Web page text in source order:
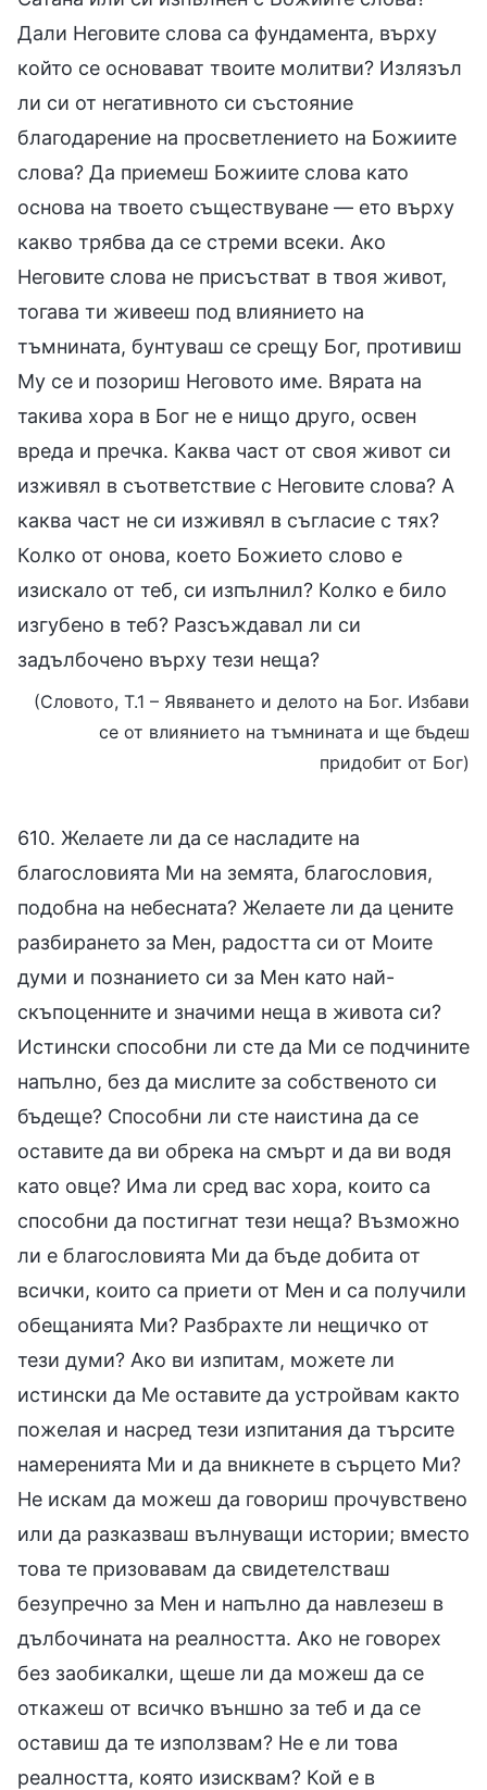
Дали Неговите слова са фундамента, върху
който се основават твоите молитви? Излязъл
ли си от негативното си състояние
благодарение на просветлението на Божиите
слова? Да приемеш Божиите слова като
основа на твоето съществуване — ето върху
какво трябва да се стреми всеки. Ако
Неговите слова не присъстват в твоя живот,
тогава ти живееш под влиянието на
тъмнината, бунтуваш се срещу Бог, противиш
Му се и позориш Неговото име. Вярата на
такива хора в Бог не е нищо друго, освен
вреда и пречка. Каква част от своя живот си
изживял в съответствие с Неговите слова? А
каква част не си изживял в съгласие с тях?
Колко от онова, което Божието слово е
изискало от теб, си изпълнил? Колко е било
изгубено в теб? Разсъждавал ли си
задълбочено върху тези неща?
(Словото, Т.1 – Явяването и делото на Бог. Избави
се от влиянието на тъмнината и ще бъдеш
придобит от Бог)
610. Желаете ли да се насладите на
благословията Ми на земята, благословия,
подобна на небесната? Желаете ли да цените
разбирането за Мен, радостта си от Моите
думи и познанието си за Мен като най-
скъпоценните и значими неща в живота си?
Истински способни ли сте да Ми се подчините
напълно, без да мислите за собственото си
бъдеще? Способни ли сте наистина да се
оставите да ви обрека на смърт и да ви водя
като овце? Има ли сред вас хора, които са
способни да постигнат тези неща? Възможно
ли е благословията Ми да бъде добита от
всички, които са приети от Мен и са получили
обещанията Ми? Разбрахте ли нещичко от
тези думи? Ако ви изпитам, можете ли
истински да Ме оставите да устройвам както
пожелая и насред тези изпитания да търсите
намеренията Ми и да вникнете в сърцето Ми?
Не искам да можеш да говориш прочувствено
или да разказваш вълнуващи истории; вместо
това те призовавам да свидетелстваш
безупречно за Мен и напълно да навлезеш в
дълбочината на реалността. Ако не говорех
без заобикалки, щеше ли да можеш да се
откажеш от всичко външно за теб и да се
оставиш да те използвам? Не е ли това
реалността, която изисквам? Кой е в